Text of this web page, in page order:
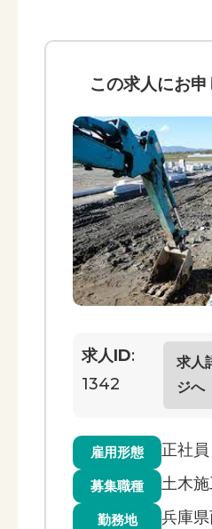
この求人にお
求人ID:
1342
求人
ジへ
雇用形態 正社員
募集職種 土木
勤務地 兵庫